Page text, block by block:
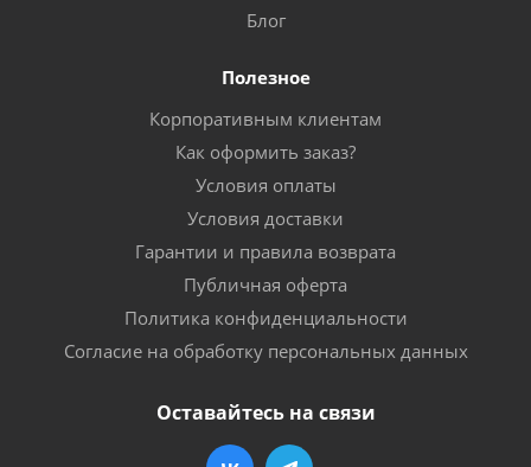
Блог
Полезное
Корпоративным клиентам
Как оформить заказ?
Условия оплаты
Условия доставки
Гарантии и правила возврата
Публичная оферта
Политика конфиденциальности
Согласие на обработку персональных данных
Оставайтесь на связи